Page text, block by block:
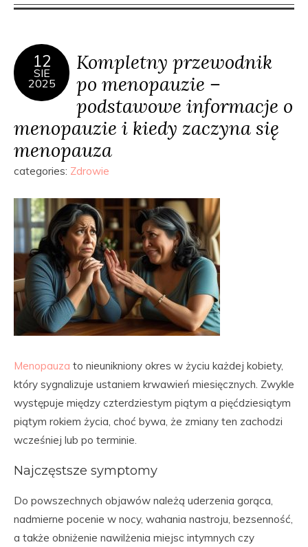
12
SIE
2025
Kompletny przewodnik
po menopauzie –
podstawowe informacje o
menopauzie i kiedy zaczyna się
menopauza
categories: Zdrowie
Menopauza to nieunikniony okres w życiu każdej kobiety,
który sygnalizuje ustaniem krwawień miesięcznych. Zwykle
występuje między czterdziestym piątym a pięćdziesiątym
piątym rokiem życia, choć bywa, że zmiany ten zachodzi
wcześniej lub po terminie.
Najczęstsze symptomy
Do powszechnych objawów należą uderzenia gorąca,
nadmierne pocenie w nocy, wahania nastroju, bezsenność,
a także obniżenie nawilżenia miejsc intymnych czy